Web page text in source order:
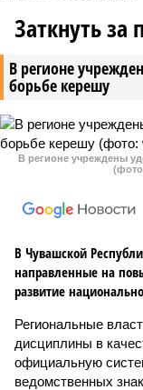
В регионе
борьбе керешу
Заткнуть за
В регионе учреждены
В Чувашской
направленные на
развитие
Региональные
дисциплины в
официальную
ведомственных